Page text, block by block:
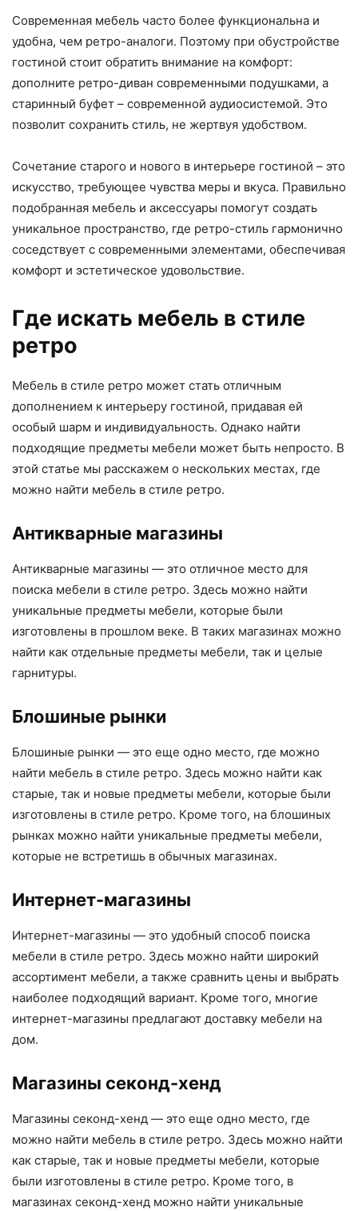
Современная мебель часто более функциональна и
удобна, чем ретро-аналоги. Поэтому при обустройстве
гостиной стоит обратить внимание на комфорт:
дополните ретро-диван современными подушками, а
старинный буфет – современной аудиосистемой. Это
позволит сохранить стиль, не жертвуя удобством.
Сочетание старого и нового в интерьере гостиной – это
искусство, требующее чувства меры и вкуса. Правильно
подобранная мебель и аксессуары помогут создать
уникальное пространство, где ретро-стиль гармонично
соседствует с современными элементами, обеспечивая
комфорт и эстетическое удовольствие.
Где искать мебель в стиле
ретро
Мебель в стиле ретро может стать отличным
дополнением к интерьеру гостиной, придавая ей
особый шарм и индивидуальность. Однако найти
подходящие предметы мебели может быть непросто. В
этой статье мы расскажем о нескольких местах, где
можно найти мебель в стиле ретро.
Антикварные магазины
Антикварные магазины — это отличное место для
поиска мебели в стиле ретро. Здесь можно найти
уникальные предметы мебели, которые были
изготовлены в прошлом веке. В таких магазинах можно
найти как отдельные предметы мебели, так и целые
гарнитуры.
Блошиные рынки
Блошиные рынки — это еще одно место, где можно
найти мебель в стиле ретро. Здесь можно найти как
старые, так и новые предметы мебели, которые были
изготовлены в стиле ретро. Кроме того, на блошиных
рынках можно найти уникальные предметы мебели,
которые не встретишь в обычных магазинах.
Интернет-магазины
Интернет-магазины — это удобный способ поиска
мебели в стиле ретро. Здесь можно найти широкий
ассортимент мебели, а также сравнить цены и выбрать
наиболее подходящий вариант. Кроме того, многие
интернет-магазины предлагают доставку мебели на
дом.
Магазины секонд-хенд
Магазины секонд-хенд — это еще одно место, где
можно найти мебель в стиле ретро. Здесь можно найти
как старые, так и новые предметы мебели, которые
были изготовлены в стиле ретро. Кроме того, в
магазинах секонд-хенд можно найти уникальные